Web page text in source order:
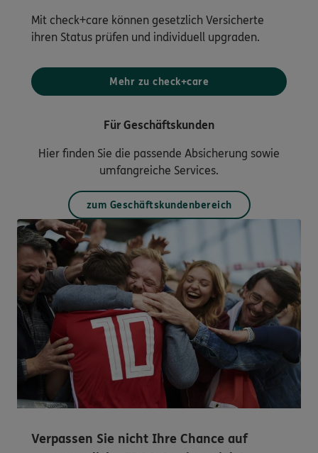
Mit check+care können gesetzlich Versicherte
ihren Status prüfen und individuell upgraden.
Mehr zu check+care
Für Geschäftskunden
Hier finden Sie die passende Absicherung sowie
umfangreiche Services.
zum Geschäftskundenbereich
Verpassen Sie nicht Ihre Chance auf